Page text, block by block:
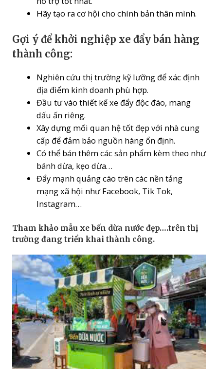
Hãy tạo ra cơ hội cho chính bản thân mình.
Gợi ý để khởi nghiệp xe đẩy bán hàng
thành công:
Nghiên cứu thị trường kỹ lưỡng để xác định
địa điểm kinh doanh phù hợp.
Đầu tư vào thiết kế xe đẩy độc đáo, mang
dấu ấn riêng.
Xây dựng mối quan hệ tốt đẹp với nhà cung
cấp để đảm bảo nguồn hàng ổn định.
Có thể bán thêm các sản phẩm kèm theo như
bánh dừa, kẹo dừa…
Đẩy mạnh quảng cáo trên các nền tảng
mạng xã hội như Facebook, Tik Tok,
Instagram…
Tham khảo mẫu xe bến dừa nước đẹp….trên thị
trường đang triển khai thành công.